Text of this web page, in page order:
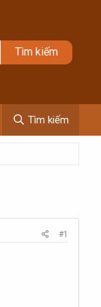
Tìm kiếm
#1